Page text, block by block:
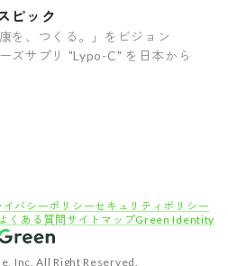
ピック
を、つくる。」をビジョン
ズサプリ "Lypo-C" を日本から
イバシーポリシーセキュリティポリシー
よくある質問 サイトマップGreen Identity
Inc. All Right Reserved.